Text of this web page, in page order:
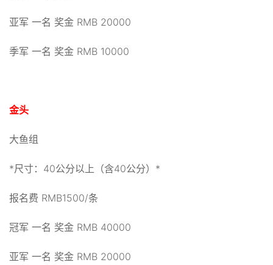
亚军 一名 奖金 RMB 20000
季军 一名 奖金 RMB 10000
金头
大鱼组
*尺寸：40公分以上（含40公分）*
报名费 RMB1500/条
冠军 一名 奖金 RMB 40000
亚军 一名 奖金 RMB 20000